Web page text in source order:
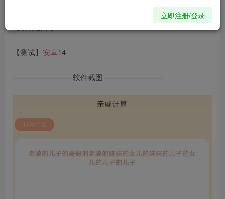
【测试】 安卓14
————————软件截图————————
立即注册/登录